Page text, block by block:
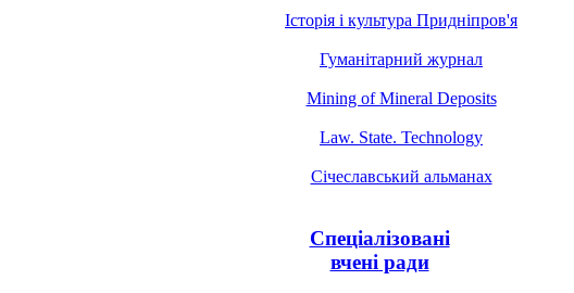
Історія і культура Придніпров'я
Гуманітарний журнал
Mining of Mineral Deposits
Law. State. Technology
Січеславський альманах
Спеціалізовані
вчені ради